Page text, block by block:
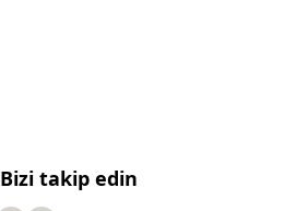
Bizi takip edin